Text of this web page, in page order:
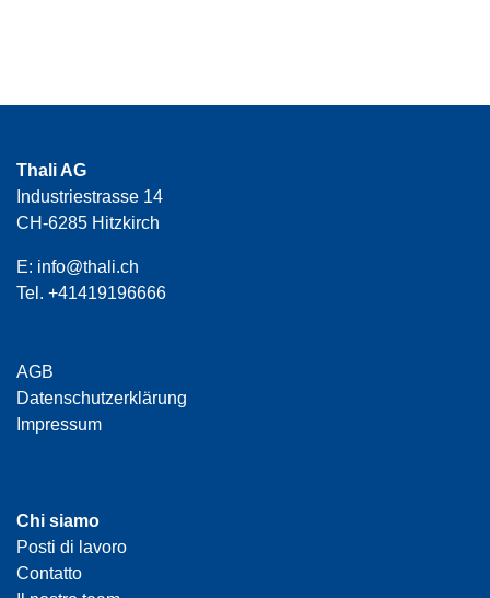
Thali AG
Industriestrasse 14
CH-6285 Hitzkirch
E: info@thali.ch
Tel. +41419196666
AGB
Datenschutzerklärung
Impressum
Chi siamo
Posti di lavoro
Contatto